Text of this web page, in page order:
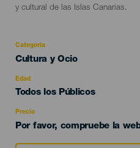
y cultural de las Islas Canarias.
Categoría
Categoría
evento
Cultura y Ocio
Edad
Edad
Todos los Públicos
Precio
Por favor, compruebe la